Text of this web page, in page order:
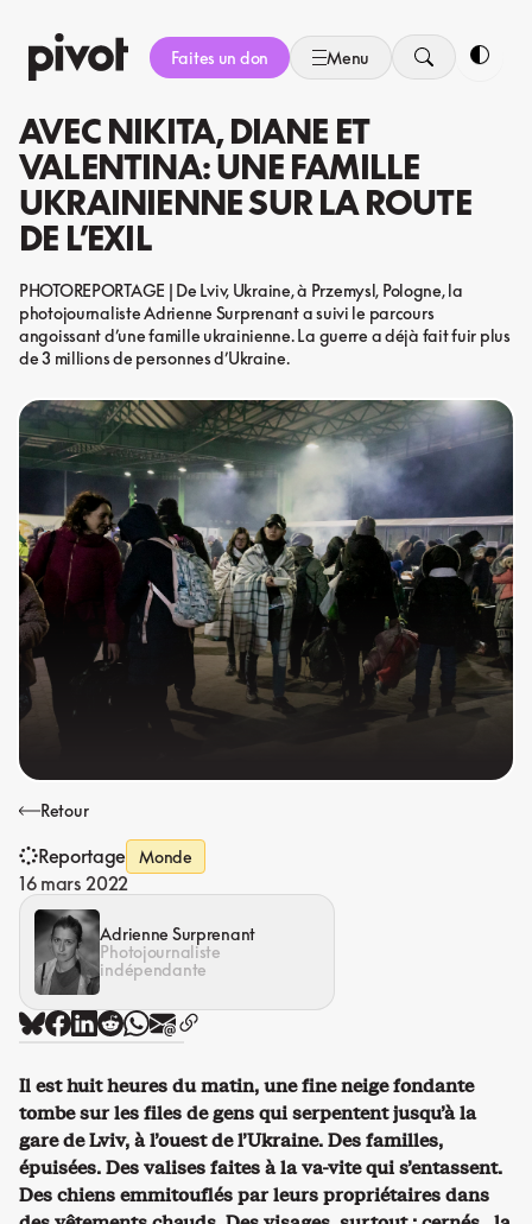
au
contenu
Faites un don Menu
AVEC NIKITA, DIANE ET
VALENTINA: UNE FAMILLE
UKRAINIENNE SUR LA ROUTE
DE L’EXIL
PHOTOREPORTAGE | De Lviv, Ukraine, à Przemysl, Pologne, la
photojournaliste Adrienne Surprenant a suivi le parcours
angoissant d’une famille ukrainienne. La guerre a déjà fait fuir plus
de 3 millions de personnes d’Ukraine.
Retour
Reportage Monde
16 mars 2022
Adrienne Surprenant
Photojournaliste
indépendante
Il est huit heures du matin, une fine neige fondante
tombe sur les files de gens qui serpentent jusqu’à la
gare de Lviv, à l’ouest de l’Ukraine. Des familles,
épuisées. Des valises faites à la va-vite qui s’entassent.
Des chiens emmitouflés par leurs propriétaires dans